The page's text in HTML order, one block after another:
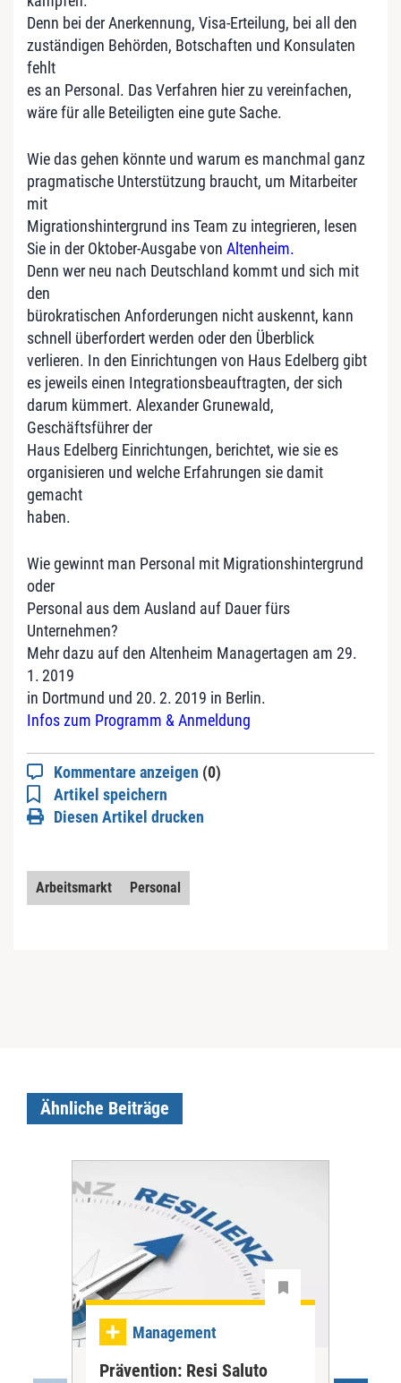
Denn bei der Anerkennung, Visa-Erteilung, bei all den
zuständigen Behörden, Botschaften und Konsulaten
fehlt
es an Personal. Das Verfahren hier zu vereinfachen,
wäre für alle Beteiligten eine gute Sache.
Wie das gehen könnte und warum es manchmal ganz
pragmatische Unterstützung braucht, um Mitarbeiter
mit
Migrationshintergrund ins Team zu integrieren, lesen
Sie in der Oktober-Ausgabe von Altenheim.
Denn wer neu nach Deutschland kommt und sich mit
den
bürokratischen Anforderungen nicht auskennt, kann
schnell überfordert werden oder den Überblick
verlieren. In den Einrichtungen von Haus Edelberg gibt
es jeweils einen Integrationsbeauftragten, der sich
darum kümmert. Alexander Grunewald,
Geschäftsführer der
Haus Edelberg Einrichtungen, berichtet, wie sie es
organisieren und welche Erfahrungen sie damit
gemacht
haben.
Wie gewinnt man Personal mit Migrationshintergrund
oder
Personal aus dem Ausland auf Dauer fürs
Unternehmen?
Mehr dazu auf den Altenheim Managertagen am 29.
1. 2019
in Dortmund und 20. 2. 2019 in Berlin.
Infos zum Programm & Anmeldung
Kommentare anzeigen (0)
Artikel speichern
Diesen Artikel drucken
Arbeitsmarkt Personal
Ähnliche Beiträge
Management
Prävention: Resi Saluto